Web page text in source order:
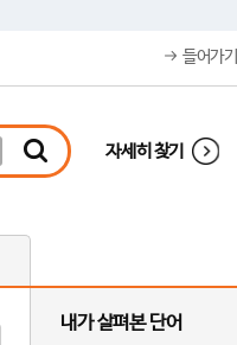
들어가기
자세히 찾기
내가 살펴본 단어